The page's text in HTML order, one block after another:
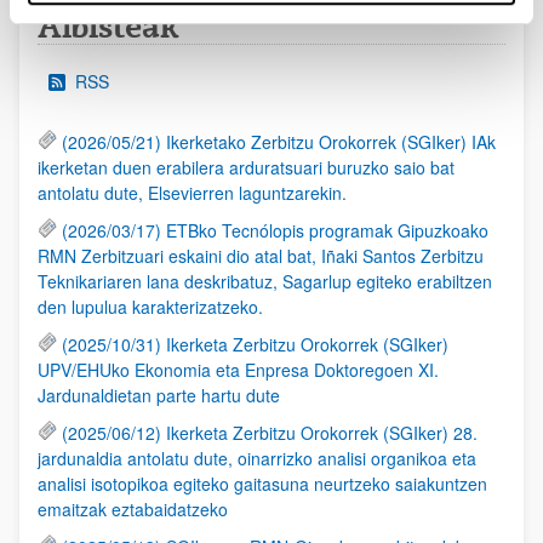
Albisteak
RSS
(2026/05/21) Ikerketako Zerbitzu Orokorrek (SGIker) IAk
ikerketan duen erabilera arduratsuari buruzko saio bat
antolatu dute, Elsevierren laguntzarekin.
(2026/03/17) ETBko Tecnólopis programak Gipuzkoako
RMN Zerbitzuari eskaini dio atal bat, Iñaki Santos Zerbitzu
Teknikariaren lana deskribatuz, Sagarlup egiteko erabiltzen
den lupulua karakterizatzeko.
(2025/10/31) Ikerketa Zerbitzu Orokorrek (SGIker)
UPV/EHUko Ekonomia eta Enpresa Doktoregoen XI.
Jardunaldietan parte hartu dute
(2025/06/12) Ikerketa Zerbitzu Orokorrek (SGIker) 28.
jardunaldia antolatu dute, oinarrizko analisi organikoa eta
analisi isotopikoa egiteko gaitasuna neurtzeko saiakuntzen
emaitzak eztabaidatzeko